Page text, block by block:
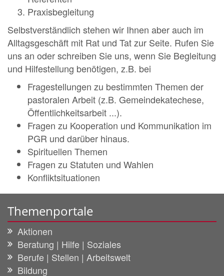
Praxisbegleitung
Selbstverständlich stehen wir Ihnen aber auch im
Alltagsgeschäft mit Rat und Tat zur Seite. Rufen Sie
uns an oder schreiben Sie uns, wenn Sie Begleitung
und Hilfestellung benötigen, z.B. bei
Fragestellungen zu bestimmten Themen der
pastoralen Arbeit (z.B. Gemeindekatechese,
Öffentlichkeitsarbeit ...).
Fragen zu Kooperation und Kommunikation im
PGR und darüber hinaus.
Spirituellen Themen
Fragen zu Statuten und Wahlen
Konfliktsituationen
Themenportale
Aktionen
Beratung | Hilfe | Soziales
Berufe | Stellen | Arbeitswelt
Bildung